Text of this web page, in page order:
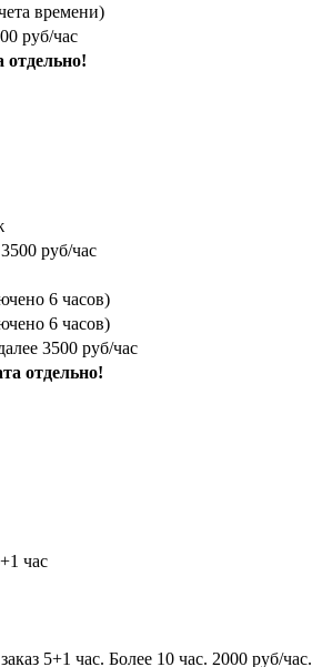
времени)
руб/час
отдельно!
руб/час
6 часов)
6 часов)
3500 руб/час
отдельно!
час
5+1 час. Более 10 час. 2000 руб/час.